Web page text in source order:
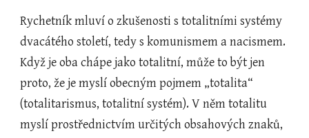
Rychetník mluví o zkušenosti s totalitními systémy
dvacátého století, tedy s komunismem a nacismem.
Když je oba chápe jako totalitní, může to být jen
proto, že je myslí obecným pojmem „totalita“
(totalitarismus, totalitní systém). V něm totalitu
myslí prostřednictvím určitých obsahových znaků,